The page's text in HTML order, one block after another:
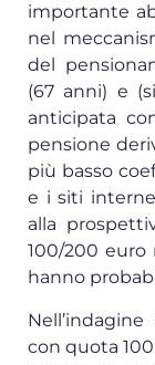
importante
nel
del
(67 anni) e
anticipata
pensione
più basso
e i siti
alla
100/200 euro
hanno
con quota